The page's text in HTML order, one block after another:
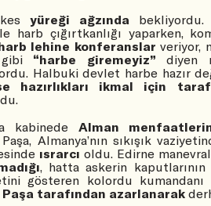
yüreği ağzında bekliyordu.
harb çığırtkanlığı yaparken,
lehine konferanslar veriyor,
“harbe giremeyiz” diyen
Halbuki devlet harbe hazır
hazırlıkları ikmal için
kabinede Alman
Almanya’nın sıkışık
ısrarcı oldu. Edirne
, hatta askerin kaputlarının
gösteren kolordu kumandanı
Paşa tarafından azarlanarak